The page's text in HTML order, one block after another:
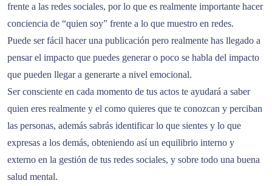
frente a las redes sociales, por lo que es realmente importante hacer
conciencia de “quien soy” frente a lo que muestro en redes.
Puede ser fácil hacer una publicación pero realmente has llegado a
pensar el impacto que puedes generar o poco se habla del impacto
que pueden llegar a generarte a nivel emocional.
Ser consciente en cada momento de tus actos te ayudará a saber
quien eres realmente y el como quieres que te conozcan y perciban
las personas, además sabrás identificar lo que sientes y lo que
expresas a los demás, obteniendo así un equilibrio interno y
externo en la gestión de tus redes sociales, y sobre todo una buena
salud mental.